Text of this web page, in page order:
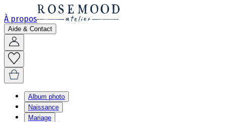
À propos
Aide & Contact
Album photo
Naissance
Mariage